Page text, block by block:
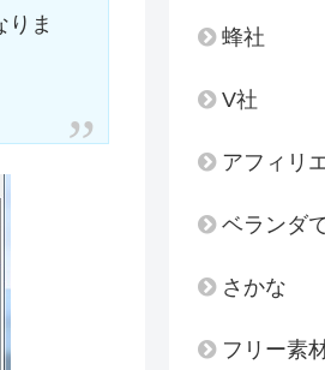
りま
蜂社
V社
アフィリ
ベランダ
さかな
フリー素